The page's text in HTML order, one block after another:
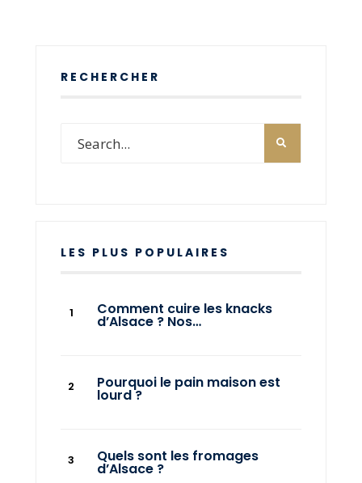
RECHERCHER
LES PLUS POPULAIRES
Comment cuire les knacks
d’Alsace ? Nos…
Pourquoi le pain maison est
lourd ?
Quels sont les fromages
d’Alsace ?